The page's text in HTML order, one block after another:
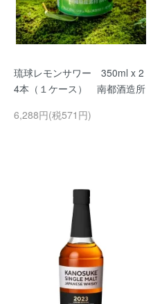
琉球レモンサワー 350ml x 2
4本（１ケース） 南都酒造所
6,288円(税571円)